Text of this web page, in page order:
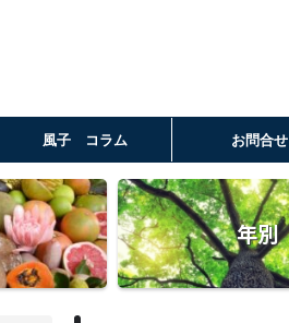
風子 コラム お問合せ
年別